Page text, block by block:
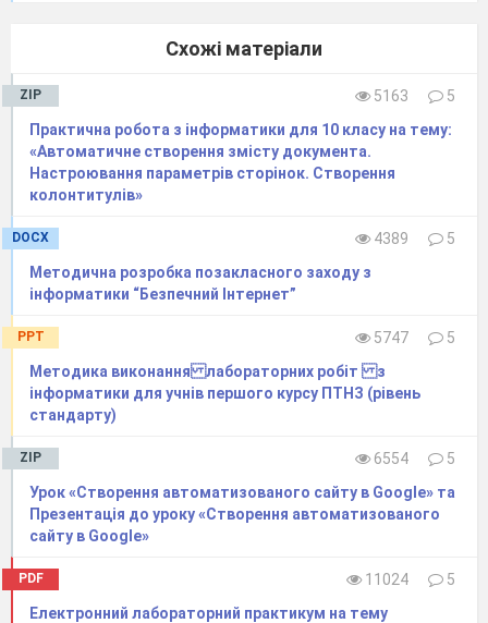
Схожі матеріали
ZIP 5163
5
Практична робота з інформатики для 10 класу на тему:
«Автоматичне створення змісту документа.
Настроювання параметрів сторінок. Створення
колонтитулів»
DOCX 4389
5
Методична розробка позакласного заходу з
інформатики “Безпечний Інтернет”
PPT 5747
5
Методика виконання лабораторних робіт з
інформатики для учнів першого курсу ПТНЗ (рівень
стандарту)
ZIP 6554
5
Урок «Створення автоматизованого сайту в Google» та
Презентація до уроку «Створення автоматизованого
сайту в Google»
PDF 11024
5
Електронний лабораторний практикум на тему